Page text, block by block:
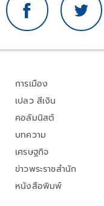
การเมือง
เปลว สีเงิน
คอลัมนิสต์
บทความ
เศรษฐกิจ
ข่าวพระราชสำนัก
หนังสือพิมพ์